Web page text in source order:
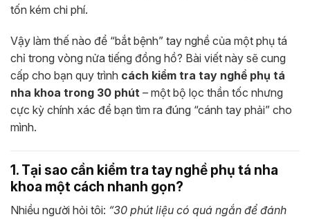
tốn kém chi phí.
Vậy làm thế nào để “bắt bệnh” tay nghề của một phụ tá
chỉ trong vòng nửa tiếng đồng hồ? Bài viết này sẽ cung
cấp cho bạn quy trình cách kiểm tra tay nghề phụ tá
nha khoa trong 30 phút – một bộ lọc thần tốc nhưng
cực kỳ chính xác để bạn tìm ra đúng “cánh tay phải” cho
mình.
1. Tại sao cần kiểm tra tay nghề phụ tá nha
khoa một cách nhanh gọn?
Nhiều người hỏi tôi: “30 phút liệu có quá ngắn để đánh